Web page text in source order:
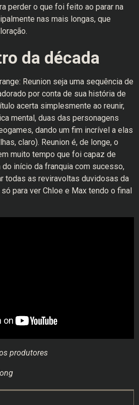
perder o que foi feito ao parar na
nas mais longas, que
da década
Reunion seja uma sequência de
por conta de sua história de
acerta simplesmente ao reunir,
mental, duas das personagens
dando um fim incrível a elas
claro). Reunion é, de longe, o
muito tempo que foi capaz de
do início da franquia com sucesso,
todas as reviravoltas duvidosas da
para ver Chloe e Max tendo o final
produtores